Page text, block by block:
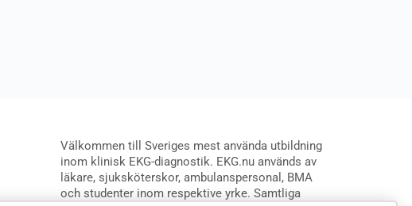
Välkommen till Sveriges mest använda utbildning
inom klinisk EKG-diagnostik. EKG.nu används av
läkare, sjuksköterskor, ambulanspersonal, BMA
och studenter inom respektive yrke. Samtliga